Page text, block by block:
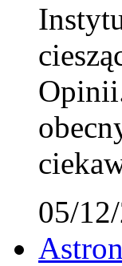
05/